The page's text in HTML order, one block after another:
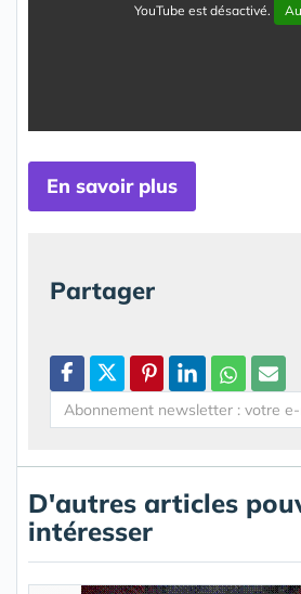
YouTube est désactivé.
En savoir plus
Partager
D'autres articles
intéresser